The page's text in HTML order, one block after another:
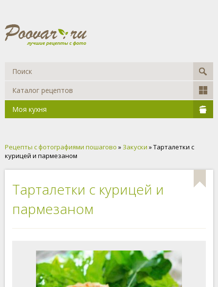
Каталог рецептов
Моя кухня
Рецепты с фотографиями пошагово » Закуски » Тарталетки с
курицей и пармезаном
Тарталетки с курицей и
пармезаном